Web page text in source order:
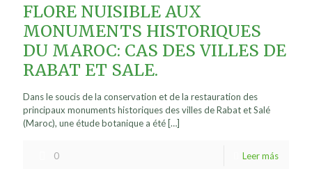
FLORE NUISIBLE AUX
MONUMENTS HISTORIQUES
DU MAROC: CAS DES VILLES DE
RABAT ET SALE.
Dans le soucis de la conservation et de la restauration des
principaux monuments historiques des villes de Rabat et Salé
(Maroc), une étude botanique a été […]
0 Leer más